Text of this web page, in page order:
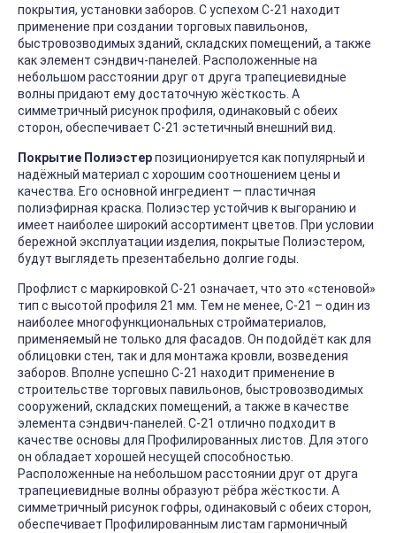
покрытия, установки заборов. С успехом С-21 находит
применение при создании торговых павильонов,
быстровозводимых зданий, складских помещений, а также
как элемент сэндвич-панелей. Расположенные на
небольшом расстоянии друг от друга трапециевидные
волны придают ему достаточную жёсткость. А
симметричный рисунок профиля, одинаковый с обеих
сторон, обеспечивает С-21 эстетичный внешний вид.
Покрытие Полиэстерпозиционируется как популярный и
надёжный материал с хорошим соотношением цены и
качества. Его основной ингредиент — пластичная
полиэфирная краска. Полиэстер устойчив к выгоранию и
имеет наиболее широкий ассортимент цветов. При условии
бережной эксплуатации изделия, покрытые Полиэстером,
будут выглядеть презентабельно долгие годы.
Профлист с маркировкой С-21 означает, что это «стеновой»
тип с высотой профиля 21 мм. Тем не менее, С-21 – один из
наиболее многофункциональных стройматериалов,
применяемый не только для фасадов. Он подойдёт как для
облицовки стен, так и для монтажа кровли, возведения
заборов. Вполне успешно С-21 находит применение в
строительстве торговых павильонов, быстровозводимых
сооружений, складских помещений, а также в качестве
элемента сэндвич-панелей. С-21 отлично подходит в
качестве основы для Профилированных листов. Для этого
он обладает хорошей несущей способностью.
Расположенные на небольшом расстоянии друг от друга
трапециевидные волны образуют рёбра жёсткости. А
симметричный рисунок гофры, одинаковый с обеих сторон,
обеспечивает Профилированным листам гармоничный